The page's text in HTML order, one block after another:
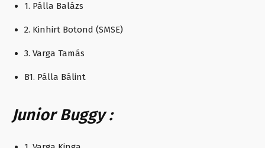
1. Pálla Balázs
2. Kinhirt Botond (SMSE)
3. Varga Tamás
B1. Pálla Bálint
Junior Buggy :